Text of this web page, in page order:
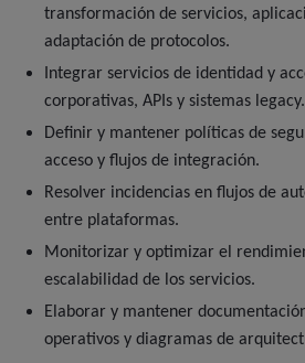
transformación de servicios,
adaptación de protocolos.
Integrar servicios de identidad y
corporativas, APIs y sistemas legacy.
Definir y mantener políticas de
acceso y flujos de integración.
Resolver incidencias en flujos de
entre plataformas.
Monitorizar y optimizar el
escalabilidad de los servicios.
Elaborar y mantener
operativos y diagramas de